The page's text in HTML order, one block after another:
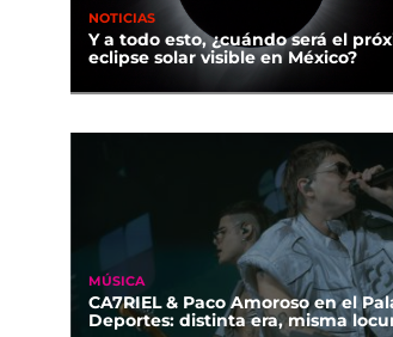
NOTICIAS
Y a todo esto, ¿cuándo será el
eclipse solar visible en México?
MÚSICA
CA7RIEL & Paco Amoroso en el
Deportes: distinta era, misma